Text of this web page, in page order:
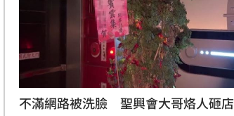
不滿網路被洗臉 聖興會大哥烙人砸店